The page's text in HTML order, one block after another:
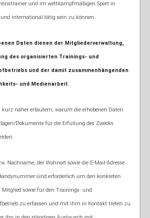
und im wettkampfmäßigen Sport in
und international tätig sein zu können.
Daten dienen der Mitgliederverwaltung,
des organisierten Trainings- und
und der damit zusammenhängenden
und Medienarbeit.
kurz näher erläutern, warum die erhobenen Daten
Dokumente für die Erfüllung des Zwecks
Nachname, der Wohnort sowie die E-Mail-Adresse
sind erforderlich um den konkreten
Mitglied sowie für den Trainings- und
zu erfassen und mit ihm in Kontakt treten zu